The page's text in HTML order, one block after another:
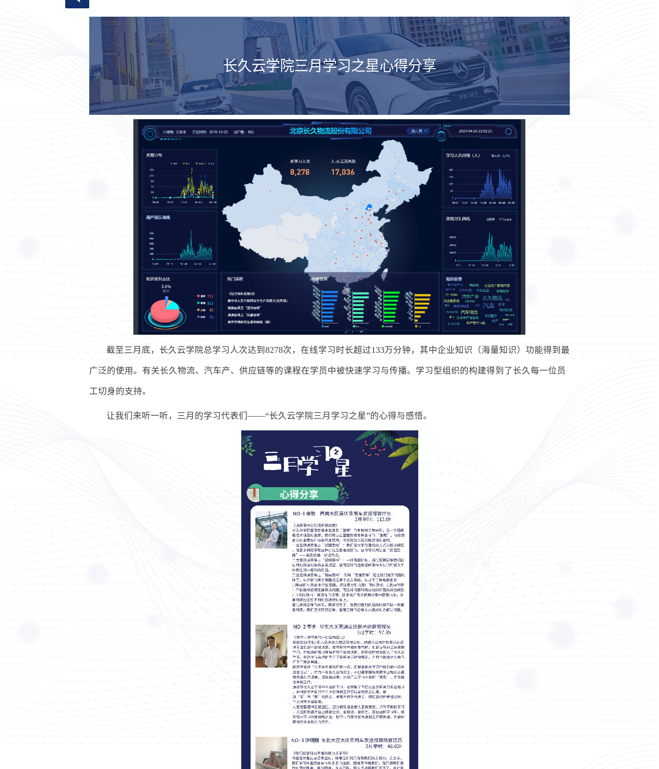
长久云学院三月学习之星心得分享
截至三月底，长久云学院总学习人次达到8278次，在线学习时长超过133万分钟，其中企业知识（海量知识）功能得到最
广泛的使用。有关长久物流、汽车产、供应链等的课程在学员中被快速学习与传播。学习型组织的构建得到了长久每一位员
工切身的支持。
让我们来听一听，三月的学习代表们——“长久云学院三月学习之星”的心得与感悟。